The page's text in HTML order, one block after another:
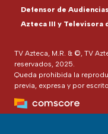
TV Azteca, M.R. & ©, TV
reservados, 2025.
Queda prohibida la
previa, expresa y por
Defensor de
Azteca III y Televisora